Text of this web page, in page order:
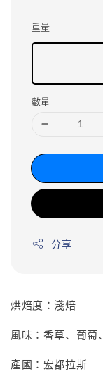
重量
數量
分享
烘焙度：淺焙
風味：香草、葡萄
產國：宏都拉斯